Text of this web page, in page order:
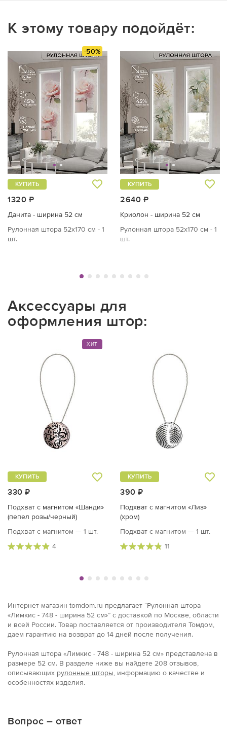
К этому товару подойдёт:
-50%
1320 ₽
КУПИТЬ
Данита - ширина 52 см
Рулонная штора 52х170 см - 1
шт.
2640 ₽
КУПИТЬ
Криолон - ширина 52 см
Рулонная штора 52х170 см - 1
шт.
Аксессуары для
оформления штор:
ХИТ
330 ₽
КУПИТЬ
Подхват с магнитом «Шанди»
(пепел розы/черный)
Подхват с магнитом — 1 шт.
4
390 ₽
КУПИТЬ
Подхват с магнитом «Лиз»
(хром)
Подхват с магнитом — 1 шт.
11
Интернет-магазин tomdom.ru предлагает “Рулонная штора
«Лимкис - 748 - ширина 52 см»” с доставкой по Москве, области
и всей России. Товар поставляется от производителя Томдом,
даем гарантию на возврат до 14 дней после получения.
Рулонная штора «Лимкис - 748 - ширина 52 см» представлена в
размерe 52 см. В разделе ниже вы найдете 208 отзывов,
описывающих рулонные шторы, информацию о качестве и
особенностях изделия.
Вопрос – ответ